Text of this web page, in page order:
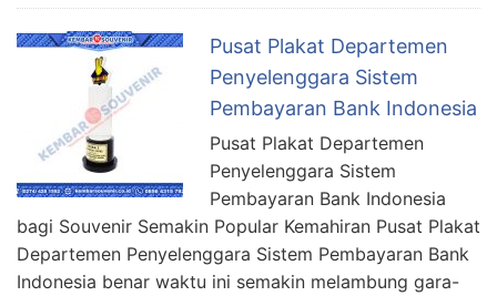
Pusat Plakat Departemen
Penyelenggara Sistem
Pembayaran Bank Indonesia
Pusat Plakat Departemen
Penyelenggara Sistem
Pembayaran Bank Indonesia
bagi Souvenir Semakin Popular Kemahiran Pusat Plakat
Departemen Penyelenggara Sistem Pembayaran Bank
Indonesia benar waktu ini semakin melambung gara-